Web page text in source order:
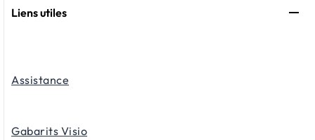
Liens utiles
Assistance
Gabarits Visio